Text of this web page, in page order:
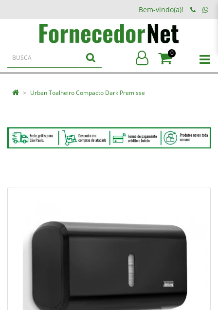
Bem-vindo(a)!
0
Urban Toalheiro Compacto Dark Premisse